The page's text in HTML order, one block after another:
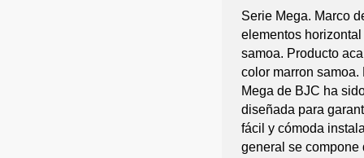
Serie Mega. Marco
elementos horizontal
samoa. Producto
color marron samoa.
Mega de BJC ha
diseñada para
fácil y cómoda
general se compone